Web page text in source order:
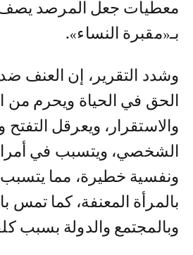
معطيات جعل المرصد يصف
بـ«مقبرة النساء».
وشدد التقرير، إن العنف
الحق في الحياة ويحرم من
والاستقرار، ويعرقل التفتح
الشخصي، ويتسبب في
ونفسية خطيرة، مما
بالمرأة المعنفة، كما تمس
وبالمجتمع والدولة بسبب